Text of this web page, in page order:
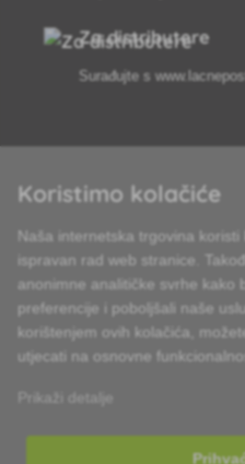
Za distributere
Surađujte s
Uvijek ćemo vas
Reklamacije obrađujemo
Dostava u roku od 24
Koristimo kolačiće
Naša internetska trgovina
ispravan rad web stranice.
anonimne analitičke svrhe kako
preferencije i poboljšali naše
korištenjem ovih kolačića,
utjecati na osnovne
Prikaži detalje